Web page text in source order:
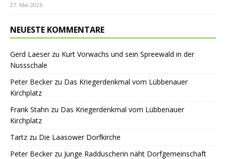
27. Mai 2026
NEUESTE KOMMENTARE
Gerd Laeserzu Kurt Vorwachs und sein Spreewald in der
Nussschale
Peter Beckerzu Das Kriegerdenkmal vom Lübbenauer
Kirchplatz
Frank Stahn zu Das Kriegerdenkmal vom Lübbenauer
Kirchplatz
Tartz zu Die Laasower Dorfkirche
Peter Beckerzu Junge Radduscherin näht Dorfgemeinschaft